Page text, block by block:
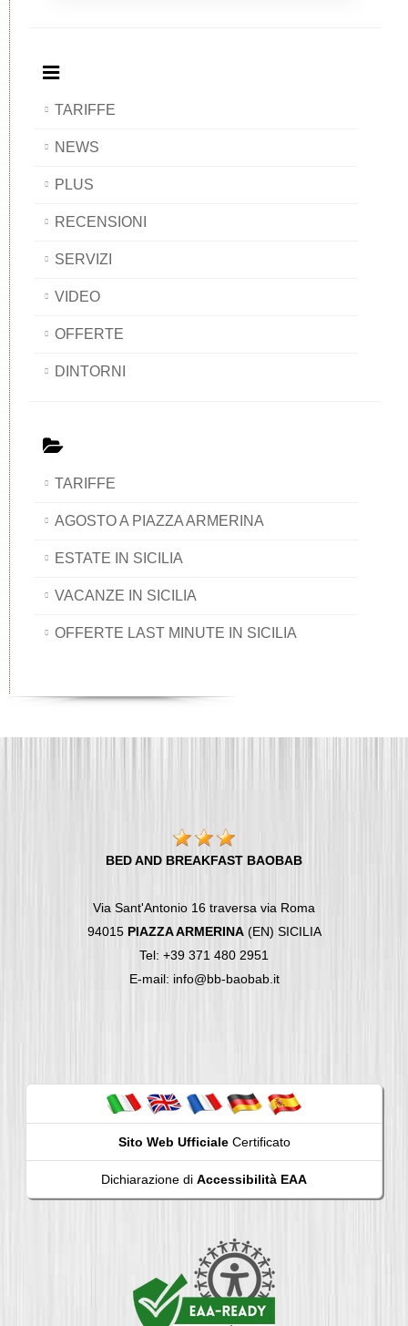
TARIFFE
NEWS
PLUS
RECENSIONI
SERVIZI
VIDEO
OFFERTE
DINTORNI
TARIFFE
AGOSTO A PIAZZA ARMERINA
ESTATE IN SICILIA
VACANZE IN SICILIA
OFFERTE LAST MINUTE IN SICILIA
BED AND BREAKFAST BAOBAB
Via Sant'Antonio 16 traversa via Roma
94015 PIAZZA ARMERINA(EN) SICILIA
Tel: +39 371 480 2951
E-mail: info@bb-baobab.it
Sito Web UfficialeCertificato
Dichiarazione di Accessibilità EAA